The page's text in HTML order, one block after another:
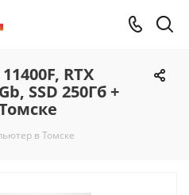
RTX
SSD 250Гб +
в Томске